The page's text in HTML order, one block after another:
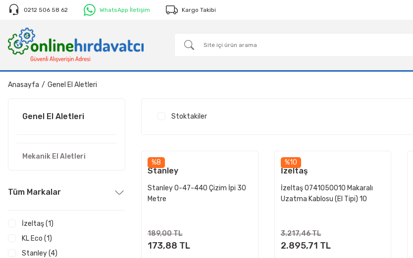
0212 506 58 62 WhatsApp İletişim Kargo Takibi
Anasayfa Genel El Aletleri
Genel El Aletleri
Mekanik El Aletleri
Tüm Markalar
İzeltaş (1)
KL Eco (1)
Stanley (4)
Stoktakiler
%8
Stanley
Stanley 0-47-440 Çizim İpi 30
Metre
189,00 TL
173,88 TL
%10
İzeltaş
İzeltaş 0741050010 Makaralı
Uzatma Kablosu (El Tipi) 10
3.217,46 TL
2.895,71 TL